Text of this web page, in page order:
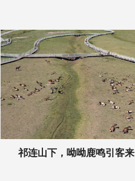
祁连山下，呦呦鹿鸣引客来